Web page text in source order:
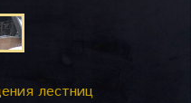
лестниц